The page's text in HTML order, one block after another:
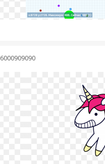
6000909090